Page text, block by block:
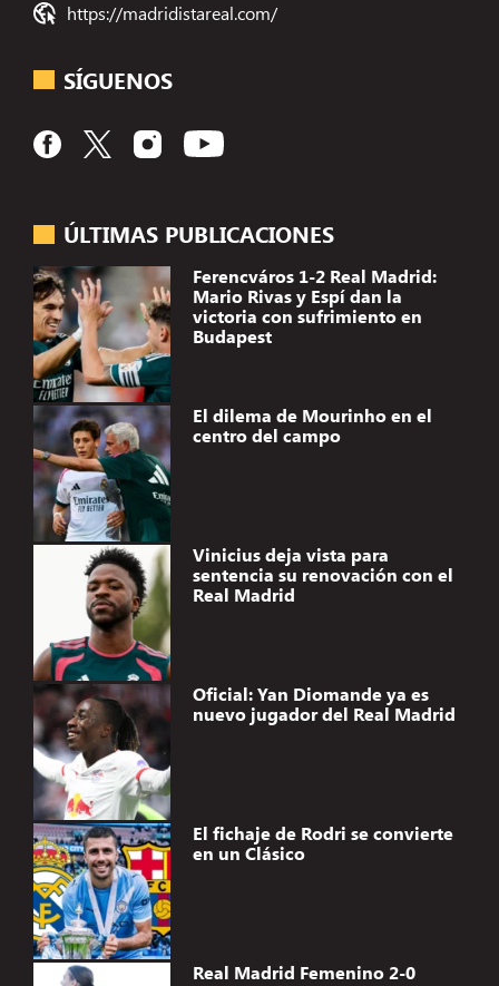
ÚLTIMAS PUBLICACIONES
Ferencváros 1-2 Real Madrid:
Mario Rivas y Espí dan la
victoria con sufrimiento en
Budapest
El dilema de Mourinho en el
centro del campo
Vinicius deja vista para
sentencia su renovación con el
Real Madrid
Oficial: Yan Diomande ya es
nuevo jugador del Real Madrid
El fichaje de Rodri se convierte
en un Clásico
Real Madrid Femenino 2-0
https://madridistareal.com/
SÍGUENOS